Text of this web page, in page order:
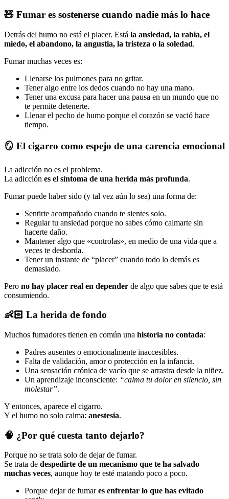
🧸 Fumar es sostenerse cuando nadie más lo hace
Detrás del humo no está el placer. Está la ansiedad, la rabia, el
miedo, el abandono, la angustia, la tristeza o la soledad.
Fumar muchas veces es:
Llenarse los pulmones para no gritar.
Tener algo entre los dedos cuando no hay una mano.
Tener una excusa para hacer una pausa en un mundo que no
te permite detenerte.
Llenar el pecho de humo porque el corazón se vació hace
tiempo.
🪞 El cigarro como espejo de una carencia emocional
La adicción no es el problema.
La adicción es el síntoma de una herida más profunda.
Fumar puede haber sido (y tal vez aún lo sea) una forma de:
Sentirte acompañado cuando te sientes solo.
Regular tu ansiedad porque no sabes cómo calmarte sin
hacerte daño.
Mantener algo que «controlas», en medio de una vida que a
veces te desborda.
Tener un instante de “placer” cuando todo lo demás es
demasiado.
Pero no hay placer real en depender de algo que sabes que te está
consumiendo.
👶🏻 La herida de fondo
Muchos fumadores tienen en común una historia no contada:
Padres ausentes o emocionalmente inaccesibles.
Falta de validación, amor o protección en la infancia.
Una sensación crónica de vacío que se arrastra desde la niñez.
Un aprendizaje inconsciente: “calma tu dolor en silencio, sin
molestar”.
Y entonces, aparece el cigarro.
Y el humo no solo calma: anestesia.
🧠 ¿Por qué cuesta tanto dejarlo?
Porque no se trata solo de dejar de fumar.
Se trata de despedirte de un mecanismo que te ha salvado
muchas veces, aunque hoy te esté matando poco a poco.
Porque dejar de fumares enfrentar lo que has evitado